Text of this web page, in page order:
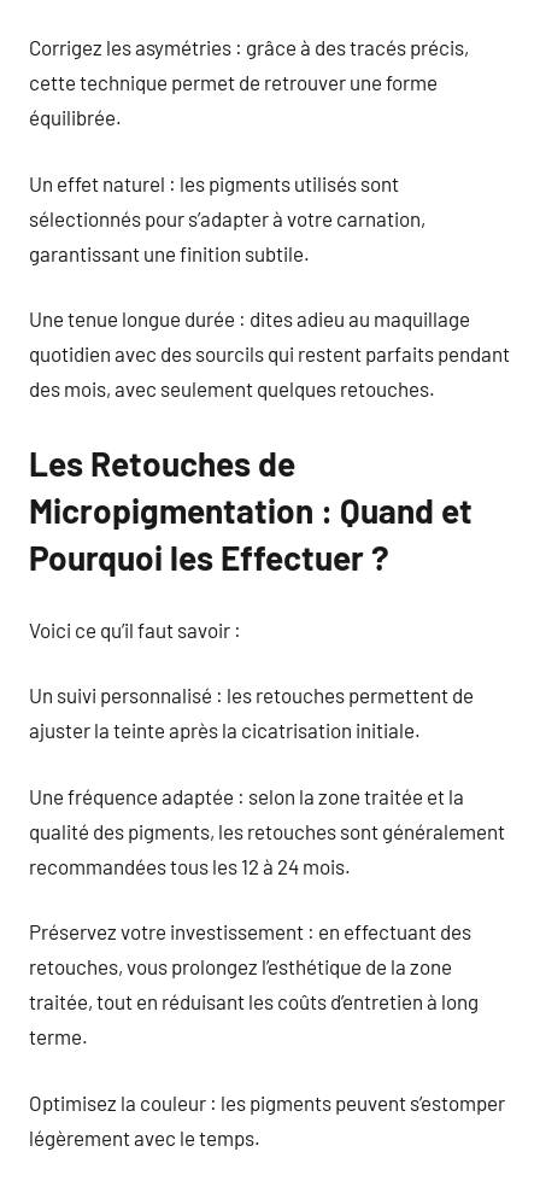
Corrigez les asymétries : grâce à des tracés précis,
cette technique permet de retrouver une forme
équilibrée.
Un effet naturel : les pigments utilisés sont
sélectionnés pour s’adapter à votre carnation,
garantissant une finition subtile.
Une tenue longue durée : dites adieu au maquillage
quotidien avec des sourcils qui restent parfaits pendant
des mois, avec seulement quelques retouches.
Les Retouches de
Micropigmentation : Quand et
Pourquoi les Effectuer ?
Voici ce qu’il faut savoir :
Un suivi personnalisé : les retouches permettent de
ajuster la teinte après la cicatrisation initiale.
Une fréquence adaptée : selon la zone traitée et la
qualité des pigments, les retouches sont généralement
recommandées tous les 12 à 24 mois.
Préservez votre investissement : en effectuant des
retouches, vous prolongez l’esthétique de la zone
traitée, tout en réduisant les coûts d’entretien à long
terme.
Optimisez la couleur : les pigments peuvent s’estomper
légèrement avec le temps.